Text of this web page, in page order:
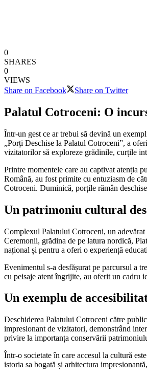
0
SHARES
0
VIEWS
Share on Facebook
Share on Twitter
Palatul Cotroceni: O
Într-un gest ce ar trebui să devină un
„Porți Deschise la Palatul Cotroceni”, a
vizitatorilor să exploreze grădinile, curțile
Printre momentele care au captivat atenția
Română, au fost primite cu entuziasm de
Cotroceni. Duminică, porțile rămân
Un patrimoniu cultural
Complexul Palatului Cotroceni, un
Ceremonii, grădina de pe latura nordică,
național și pentru a oferi o experiență
Evenimentul s-a desfășurat pe parcursul a
cu peisaje atent îngrijite, au oferit un cadru
Un exemplu de
Deschiderea Palatului Cotroceni către
impresionant de vizitatori, demonstrând
privire la importanța conservării
Într-o societate în care accesul la cultură
istoria sa bogată și arhitectura